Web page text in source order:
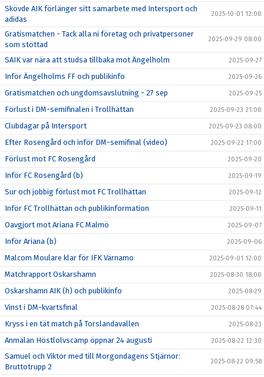
Skövde AIK förlänger sitt samarbete med Intersport och
adidas
2025-10-01 12:00
Gratismatchen - Tack alla ni företag och privatpersoner
som stöttad
2025-09-29 08:00
SAIK var nära att studsa tillbaka mot Ängelholm 2025-09-27
Inför Ängelholms FF och publikinfo 2025-09-26
Gratismatchen och ungdomsavslutning - 27 sep 2025-09-25
Förlust i DM-semifinalen i Trollhättan 2025-09-23 21:00
Clubdagar på Intersport 2025-09-23 08:00
Efter Rosengård och inför DM-semifinal (video) 2025-09-22 17:00
Förlust mot FC Rosengård 2025-09-20
Inför FC Rosengård (b) 2025-09-19
Sur och jobbig förlust mot FC Trollhättan 2025-09-12
Inför FC Trollhättan och publikinformation 2025-09-11
Oavgjort mot Ariana FC Malmö 2025-09-07
Inför Ariana (b) 2025-09-06
Malcom Moulare klar för IFK Värnamo 2025-09-01 12:00
Matchrapport Oskarshamn 2025-08-30 18:00
Oskarshamn AIK (h) och publikinfo 2025-08-29
Vinst i DM-kvartsfinal 2025-08-28 07:44
Kryss i en tät match på Torslandavallen 2025-08-23
Anmälan Höstlolvscamp öppnar 24 augusti 2025-08-22 12:30
Samuel och Viktor med till Morgondagens Stjärnor:
Bruttotrupp 2
2025-08-22 09:58